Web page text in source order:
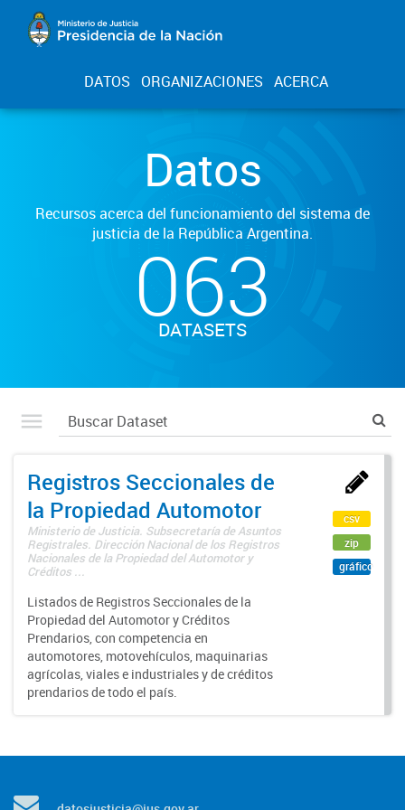
DATOS ORGANIZACIONES ACERCA
Datos
Recursos acerca del funcionamiento del sistema de
justicia de la República Argentina.
063
DATASETS
Registros Seccionales de
la Propiedad Automotor
Ministerio de Justicia. Subsecretaría de Asuntos
Registrales. Dirección Nacional de los Registros
Nacionales de la Propiedad del Automotor y
Créditos ...
Listados de Registros Seccionales de la
Propiedad del Automotor y Créditos
Prendarios, con competencia en
automotores, motovehículos, maquinarias
agrícolas, viales e industriales y de créditos
prendarios de todo el país.
csv
zip
gráfico